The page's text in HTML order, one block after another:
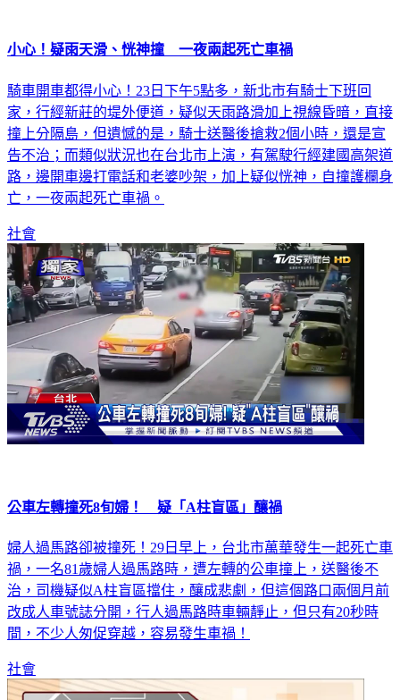
小心！疑雨天滑、恍神撞 一夜兩起死亡車禍
騎車開車都得小心！23日下午5點多，新北市有騎士下班回
家，行經新莊的堤外便道，疑似天雨路滑加上視線昏暗，直接
撞上分隔島，但遺憾的是，騎士送醫後搶救2個小時，還是宣
告不治；而類似狀況也在台北市上演，有駕駛行經建國高架道
路，邊開車邊打電話和老婆吵架，加上疑似恍神，自撞護欄身
亡，一夜兩起死亡車禍。
社會
公車左轉撞死8旬婦！ 疑「A柱盲區」釀禍
婦人過馬路卻被撞死！29日早上，台北市萬華發生一起死亡車
禍，一名81歲婦人過馬路時，遭左轉的公車撞上，送醫後不
治，司機疑似A柱盲區擋住，釀成悲劇，但這個路口兩個月前
改成人車號誌分開，行人過馬路時車輛靜止，但只有20秒時
間，不少人匆促穿越，容易發生車禍！
社會